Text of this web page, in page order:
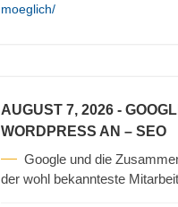
moeglich/
AUGUST 7, 2026 -
WORDPRESS AN – SEO
Google und die
der wohl bekannteste